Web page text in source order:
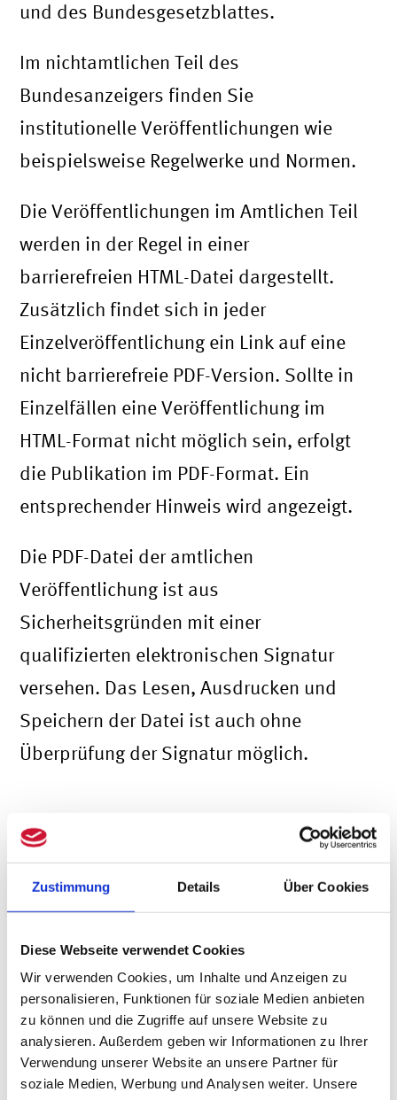
Zustimmung Details Über Cookies
Diese Webseite verwendet Cookies
Wir verwenden Cookies, um Inhalte und Anzeigen zu
personalisieren, Funktionen für soziale Medien anbieten
zu können und die Zugriffe auf unsere Website zu
analysieren. Außerdem geben wir Informationen zu Ihrer
Verwendung unserer Website an unsere Partner für
soziale Medien, Werbung und Analysen weiter. Unsere
und des Bundesgesetzblattes.
Im nichtamtlichen Teil des
Bundesanzeigers finden Sie
institutionelle Veröffentlichungen wie
beispielsweise Regelwerke und Normen.
Die Veröffentlichungen im Amtlichen Teil
werden in der Regel in einer
barrierefreien HTML-Datei dargestellt.
Zusätzlich findet sich in jeder
Einzelveröffentlichung ein Link auf eine
nicht barrierefreie PDF-Version. Sollte in
Einzelfällen eine Veröffentlichung im
HTML-Format nicht möglich sein, erfolgt
die Publikation im PDF-Format. Ein
entsprechender Hinweis wird angezeigt.
Die PDF-Datei der amtlichen
Veröffentlichung ist aus
Sicherheitsgründen mit einer
qualifizierten elektronischen Signatur
versehen. Das Lesen, Ausdrucken und
Speichern der Datei ist auch ohne
Überprüfung der Signatur möglich.
Bundesanzeiger: Der gerichtliche
Teil
Im gerichtlichen Teil finden Sie
das Klageregister nach dem
Kapitalanleger-
Musterverfahrensgesetz (KapMuG)
öffentliche Zustellungen